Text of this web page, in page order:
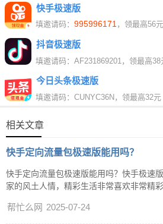
快手极速版
填邀请码： 995996171 ，领最高56元
抖音极速版
填邀请码：AF231869201，领最高38
今日头条极速版
填邀请码：CUNYC36N，领最高32元
相关文章
快手定向流量包极速版能用吗？
快手定向流量包极速版能用吗？快手极速
家的风土人情，精彩生活非常喜欢非常精
面来看一下答案吧。快手定向流量包极速
帮忙么网 2025-07-24